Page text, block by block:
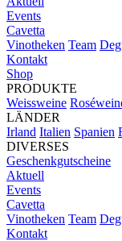
Events
Cavetta
Vinotheken Team
Kontakt
Shop
PRODUKTE
Weissweine
LÄNDER
Irland Italien Spanien
DIVERSES
Geschenkgutscheine
Aktuell
Events
Cavetta
Vinotheken Team
Kontakt